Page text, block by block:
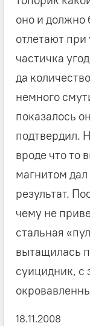
оно и должно
отлетают
частичка
да
немного
показалось
подтвердил.
вроде что то
магнитом
результат.
чему не
стальная
вытащилась
суицидник, с
18.11.2008